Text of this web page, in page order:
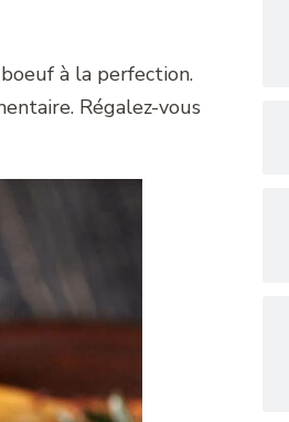
à la perfection.
Régalez-vous